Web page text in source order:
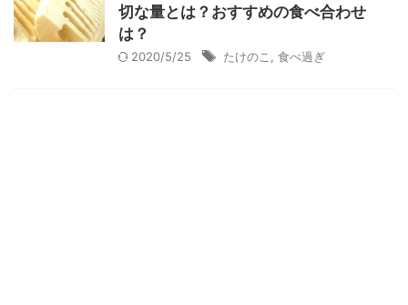
切な量とは？おすすめの食べ合わせ
は？
2020/5/25 たけのこ 食べ過ぎ